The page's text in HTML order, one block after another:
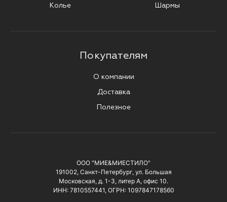
Колье
Шармы
Покупателям
О компании
Доставка
Полезное
ООО "МИЕ&МИЕСТИЛО"
191002, Санкт-Петербург, ул. Большая
Московская, д. 1-3, литер А, офис 10.
ИНН: 7810557441, ОГРН: 1097847178560